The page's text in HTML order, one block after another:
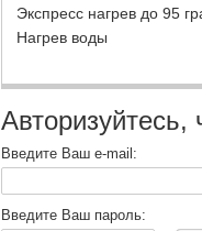
Экспресс нагрев до 95
Нагрев воды
Введите Ваш e-mail:
Введите Ваш пароль: